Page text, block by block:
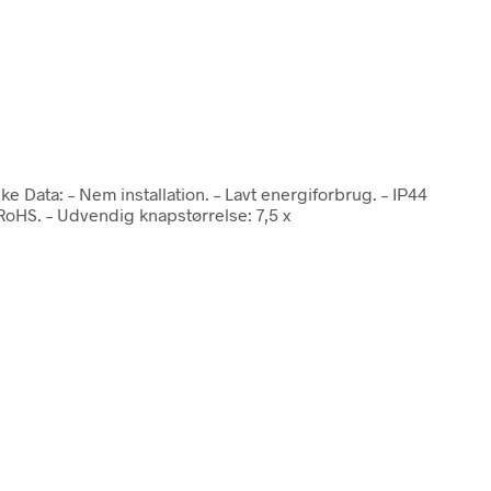
Data: – Nem installation. – Lavt energiforbrug. – IP44
– Udvendig knapstørrelse: 7,5 x